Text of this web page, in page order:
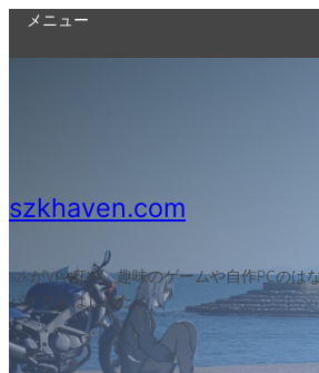
メニュー
szkhaven.com
szkがVJやITや、趣味のゲームや自作PCのは
バイクをはじめた